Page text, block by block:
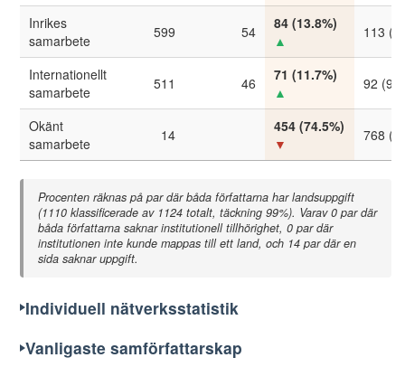
Inrikes
samarbete
599 54
84 (13.8%)
▲
113
Internationellt
samarbete
511 46
71 (11.7%)
▲
92
Okänt
samarbete
14
454 (74.5%)
▼
768
Procenten räknas på par där båda författarna har landsuppgift
(1110 klassificerade av 1124 totalt, täckning 99%). Varav 0 par där
båda författarna saknar institutionell tillhörighet, 0 par där
institutionen inte kunde mappas till ett land, och 14 par där en
sida saknar uppgift.
Individuell nätverksstatistik
Vanligaste samförfattarskap